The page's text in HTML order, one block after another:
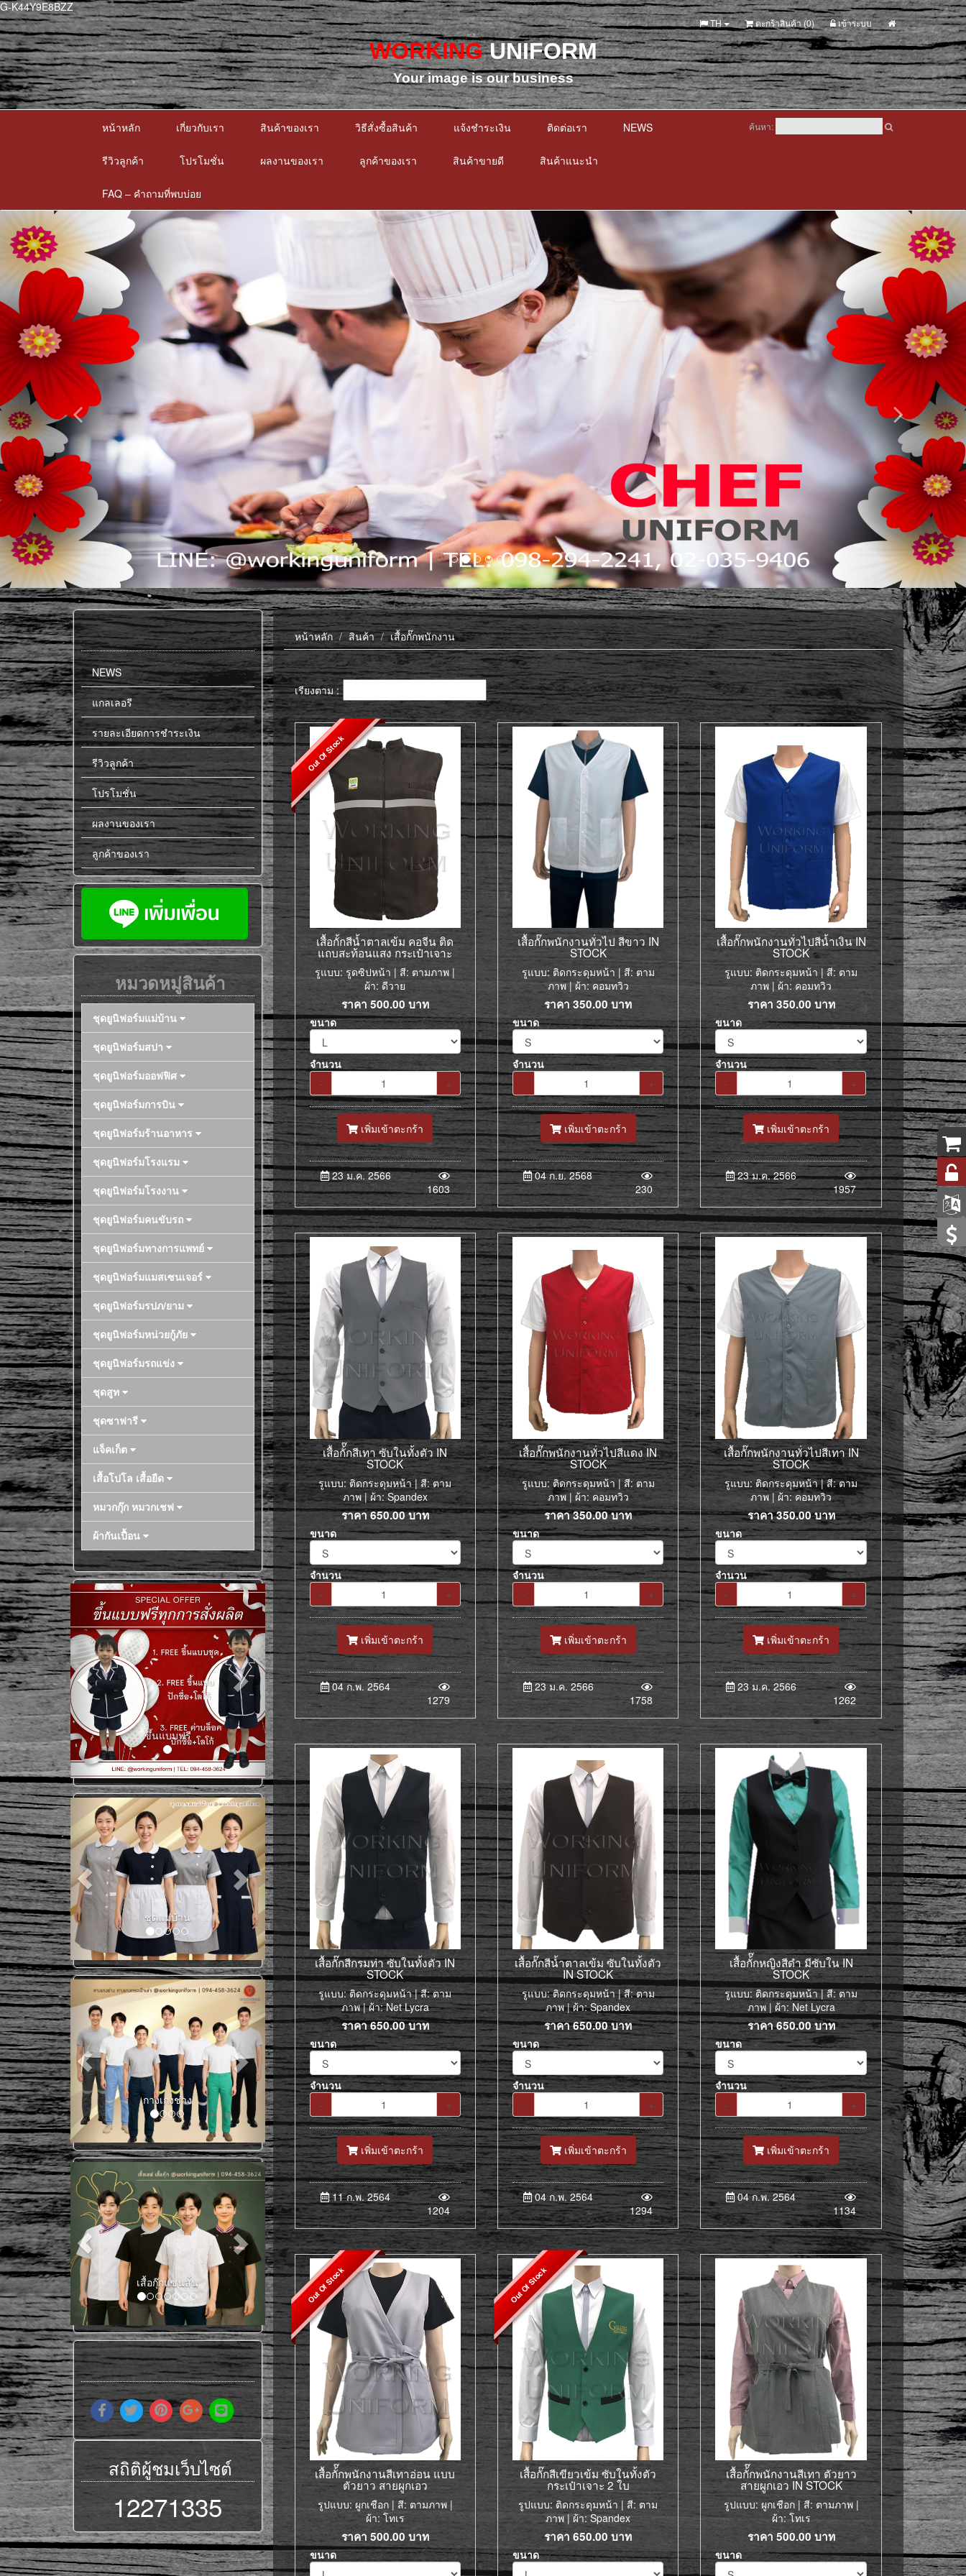
G-K44Y9E8BZZ
เข้าระบบ
ตะกร้าสินค้า (0)
TH
WORKING UNIFORM
Your image is our business
หน้าหลัก เกี่ยวกับเรา สินค้าของเรา วิธีสั่งซื้อสินค้า แจ้งชำระเงิน ติดต่อเรา NEWS
รีวิวลูกค้า โปรโมชั่น ผลงานของเรา ลูกค้าของเรา สินค้าขายดี สินค้าแนะนำ
FAQ – คำถามที่พบบ่อย
ค้นหา:
NEWS
แกลเลอรี
รายละเอียดการชำระเงิน
รีวิวลูกค้า
โปรโมชั่น
ผลงานของเรา
ลูกค้าของเรา
หมวดหมู่สินค้า
ชุดยูนิฟอร์มแม่บ้าน
ชุดยูนิฟอร์มสปา
ชุดยูนิฟอร์มออฟฟิศ
ชุดยูนิฟอร์มการบิน
ชุดยูนิฟอร์มร้านอาหาร
ชุดยูนิฟอร์มโรงแรม
ชุดยูนิฟอร์มโรงงาน
ชุดยูนิฟอร์มคนขับรถ
ชุดยูนิฟอร์มทางการแพทย์
ชุดยูนิฟอร์มแมสเซนเจอร์
ชุดยูนิฟอร์มรปภ/ยาม
ชุดยูนิฟอร์มหน่วยกู้ภัย
ชุดยูนิฟอร์มรถแข่ง
ชุดสูท
ชุดซาฟารี
แจ็คเก็ต
เสื้อโปโล เสื้อยืด
หมวกกุ๊ก หมวกเชฟ
ผ้ากันเปื้อน
ขึ้นแบบฟรี
เสื้อแม่บ้าน
เสื้อช็อปแขนสั้น
เสื้อกุ๊กแขนยาว
สถิติผู้ชมเว็บไซต์
12271335
หน้าหลัก สินค้า เสื้อกั๊กพนักงาน
เรียงตาม :
Out Of Stock
เสื้อกั้กสีน้ำตาลเข้ม คอจีน ติด
แถบสะท้อนแสง กระเป๋าเจาะ
รูแบบ: รูดซิปหน้า | สี: ตามภาพ |
ผ้า: ดีวาย
ราคา 500.00บาท
ขนาด
จำนวน
-
+
เพิ่มเข้าตะกร้า
23 ม.ค. 2566
1603
เสื้อกั๊กพนักงานทั่วไป สีขาว IN
STOCK
รูแบบ: ติดกระดุมหน้า | สี: ตาม
ภาพ | ผ้า: คอมทวิว
ราคา350.00 บาท
ขนาด
จำนวน
-
+
เพิ่มเข้าตะกร้า
04 ก.ย. 2568
230
เสื้อกั๊กพนักงานทั่วไปสีน้ำเงิน IN
STOCK
รูแบบ: ติดกระดุมหน้า | สี: ตาม
ภาพ | ผ้า: คอมทวิว
ราคา 350.00 บาท
ขนาด
จำนวน
-
+
เพิ่มเข้าตะกร้า
23 ม.ค. 2566
1957
เสื้อกั้๊กสีเทา ซับในทั้งตัว IN
STOCK
รูแบบ: ติดกระดุมหน้า | สี: ตาม
ภาพ | ผ้า: Spandex
ราคา650.00บาท
ขนาด
จำนวน
-
+
เพิ่มเข้าตะกร้า
04 ก.พ. 2564
1279
เสื้อกั๊กพนักงานทั่วไปสีแดง IN
STOCK
รูแบบ: ติดกระดุมหน้า | สี: ตาม
ภาพ | ผ้า: คอมทวิว
ราคา350.00บาท
ขนาด
จำนวน
-
+
เพิ่มเข้าตะกร้า
23 ม.ค. 2566
1758
เสื้อกั๊กพนักงานทั่วไปสีเทา IN
STOCK
รูแบบ: ติดกระดุมหน้า | สี: ตาม
ภาพ | ผ้า: คอมทวิว
ราคา350.00บาท
ขนาด
จำนวน
-
+
เพิ่มเข้าตะกร้า
23 ม.ค. 2566
1262
เสื้อกั๊กสีกรมท่า ซับในทั้งตัว IN
STOCK
รูแบบ: ติดกระดุมหน้า | สี: ตาม
ภาพ | ผ้า: Net Lycra
ราคา650.00บาท
ขนาด
จำนวน
-
+
เพิ่มเข้าตะกร้า
11 ก.พ. 2564
1204
เสื้อกั๊กสีน้ำตาลเข้ม ซับในทั้งตัว
IN STOCK
รูแบบ: ติดกระดุมหน้า | สี: ตาม
ภาพ | ผ้า: Spandex
ราคา650.00บาท
ขนาด
จำนวน
-
+
เพิ่มเข้าตะกร้า
04 ก.พ. 2564
1294
เสื้อกั้๊กหญิงสีดำ มีซับใน IN
STOCK
รูแบบ: ติดกระดุมหน้า | สี: ตาม
ภาพ | ผ้า: Net Lycra
ราคา650.00บาท
ขนาด
จำนวน
-
+
เพิ่มเข้าตะกร้า
04 ก.พ. 2564
1134
Out Of Stock
เสื้อกั้๊กพนักงานสีเทาอ่อน แบบ
ตัวยาว สายผูกเอว
รูปแบบ: ผูกเชือก | สี: ตามภาพ |
ผ้า: โทเร
ราคา 500.00 บาท
ขนาด
Out Of Stock
เสื้อกั๊กสีเขียวเข้ม ซับในทั้งตัว
กระเป๋าเจาะ 2 ใบ
รูปแบบ: ติดกระดุมหน้า | สี: ตาม
ภาพ | ผ้า: Spandex
ราคา650.00 บาท
ขนาด
เสื้อกั้๊กพนักงานสีเทา ตัวยาว
สายผูกเอว IN STOCK
รูปแบบ: ผูกเชือก | สี: ตามภาพ |
ผ้า: โทเร
ราคา 500.00 บาท
ขนาด